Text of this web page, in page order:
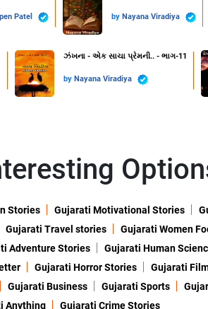
Patel by Nayana Viradiya
ઝંખના - એક સાચા પ્રેમની.. - ભાગ-11
by Nayana Viradiya
Stories Gujarati Motivational Stories
Gujarati Travel stories Gujarati Women
Adventure Stories Gujarati Human
Gujarati Horror Stories Gujarati
Gujarati Business Gujarati Sports
Anything
Gujarati Crime Stories